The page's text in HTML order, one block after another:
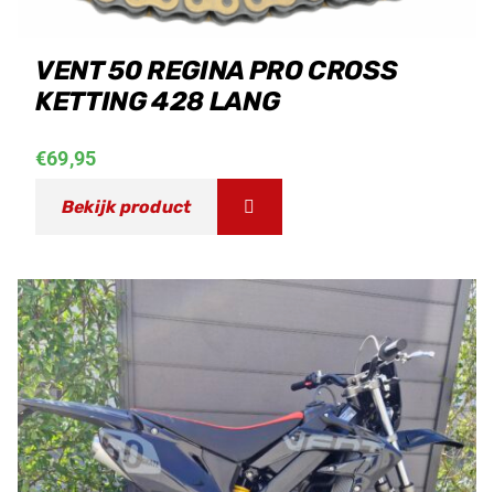
VENT 50 REGINA PRO CROSS
KETTING 428 LANG
€69,95
Bekijk product